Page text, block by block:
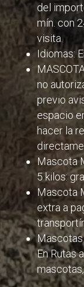
del
mín. con
visita.
Idiomas:
no
previo
espacio
hacer la
Mascota
5 kilos:
Mascota
extra a
Mascotas
En Rutas